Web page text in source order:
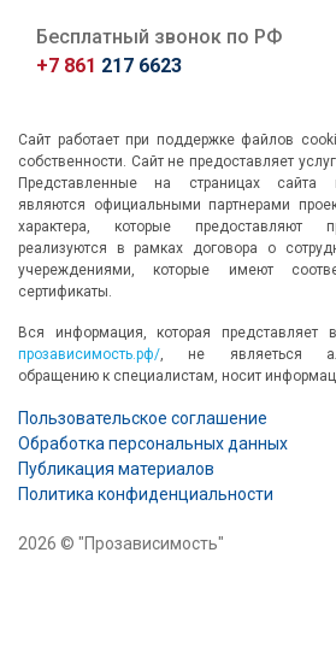
Бесплатный звонок по РФ
+7 861 217 6623
Сайт работает при поддержке файлов
собственности. Сайт не предоставляет
Представленные на страницах сайта
являются официальными партнерами
характера, которые предоставляют
реализуются в рамках договора о
учереждениями, которые имеют
сертификаты.
Вся информация, которая представляет
прозависимость.рф/, не являеться
обращению к специалистам, носит
Пользовательское соглашение
Обработка персональных данных
Публикация материалов
Политика конфиденциальности
2026 © "Прозависимость"